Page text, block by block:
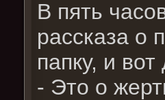
В пять
рассказа о
папку, и
- Это о